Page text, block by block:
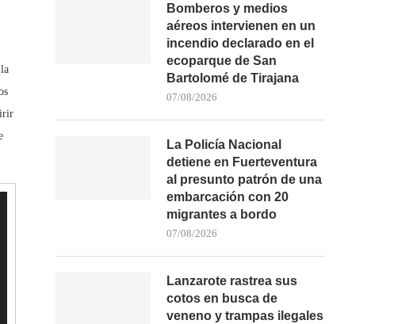
Bomberos y medios
aéreos intervienen en un
incendio declarado en el
ecoparque de San
Bartolomé de Tirajana
07/08/2026
La Policía Nacional
detiene en Fuerteventura
al presunto patrón de una
embarcación con 20
migrantes a bordo
07/08/2026
Lanzarote rastrea sus
cotos en busca de
veneno y trampas ilegales